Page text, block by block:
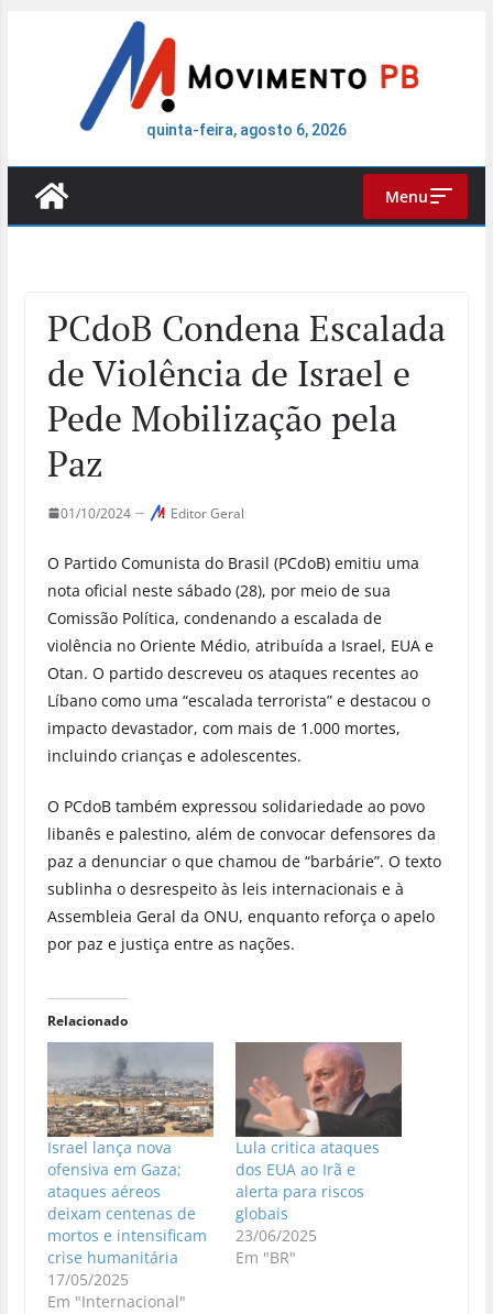
conteúdo
quinta-feira, agosto 6, 2026
Menu
PCdoB Condena Escalada
de Violência de Israel e
Pede Mobilização pela
Paz
01/10/2024 Editor Geral
O Partido Comunista do Brasil (PCdoB) emitiu uma
nota oficial neste sábado (28), por meio de sua
Comissão Política, condenando a escalada de
violência no Oriente Médio, atribuída a Israel, EUA e
Otan. O partido descreveu os ataques recentes ao
Líbano como uma “escalada terrorista” e destacou o
impacto devastador, com mais de 1.000 mortes,
incluindo crianças e adolescentes.
O PCdoB também expressou solidariedade ao povo
libanês e palestino, além de convocar defensores da
paz a denunciar o que chamou de “barbárie”. O texto
sublinha o desrespeito às leis internacionais e à
Assembleia Geral da ONU, enquanto reforça o apelo
por paz e justiça entre as nações.
Relacionado
Israel lança nova
ofensiva em Gaza;
ataques aéreos
deixam centenas de
mortos e intensificam
crise humanitária
17/05/2025
Em "Internacional"
Lula critica ataques
dos EUA ao Irã e
alerta para riscos
globais
23/06/2025
Em "BR"